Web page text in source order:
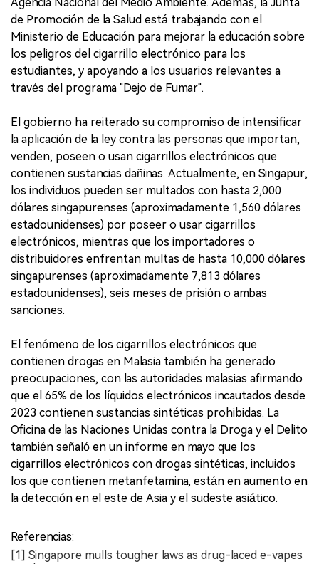
de Promoción de la Salud está trabajando con el
Ministerio de Educación para mejorar la educación sobre
los peligros del cigarrillo electrónico para los
estudiantes, y apoyando a los usuarios relevantes a
través del programa "Dejo de Fumar".
El gobierno ha reiterado su compromiso de intensificar
la aplicación de la ley contra las personas que importan,
venden, poseen o usan cigarrillos electrónicos que
contienen sustancias dañinas. Actualmente, en Singapur,
los individuos pueden ser multados con hasta 2,000
dólares singapurenses (aproximadamente 1,560 dólares
estadounidenses) por poseer o usar cigarrillos
electrónicos, mientras que los importadores o
distribuidores enfrentan multas de hasta 10,000 dólares
singapurenses (aproximadamente 7,813 dólares
estadounidenses), seis meses de prisión o ambas
sanciones.
El fenómeno de los cigarrillos electrónicos que
contienen drogas en Malasia también ha generado
preocupaciones, con las autoridades malasias afirmando
que el 65% de los líquidos electrónicos incautados desde
2023 contienen sustancias sintéticas prohibidas. La
Oficina de las Naciones Unidas contra la Droga y el Delito
también señaló en un informe en mayo que los
cigarrillos electrónicos con drogas sintéticas, incluidos
los que contienen metanfetamina, están en aumento en
la detección en el este de Asia y el sudeste asiático.
Referencias:
[1] Singapore mulls tougher laws as drug-laced e-vapes